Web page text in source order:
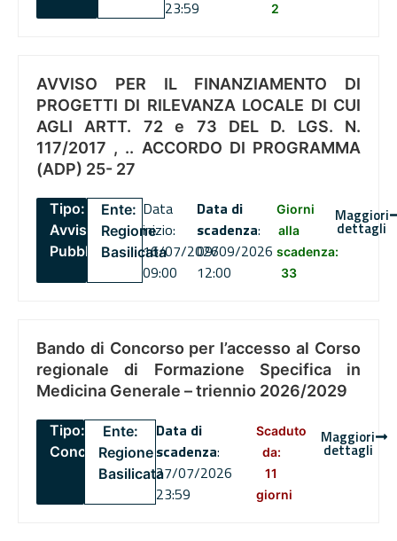
23:59
2
AVVISO PER IL FINANZIAMENTO DI
PROGETTI DI RILEVANZA LOCALE DI CUI
AGLI ARTT. 72 e 73 DEL D. LGS. N.
117/2017 , .. ACCORDO DI PROGRAMMA
(ADP) 25- 27
Tipo:
Avviso
Pubblico
Ente:
Regione
Basilicata
Data
inizio:
16/07/2026
09:00
Data di
scadenza:
09/09/2026
12:00
Giorni
alla
scadenza:
33
Maggiori
dettagli
Bando di Concorso per l’accesso al Corso
regionale di Formazione Specifica in
Medicina Generale – triennio 2026/2029
Tipo:
Concorsi
Ente:
Regione
Basilicata
Data di
scadenza:
27/07/2026
23:59
Scaduto
da:
11
giorni
Maggiori
dettagli